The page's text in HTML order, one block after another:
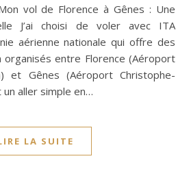
vol de Florence à Gênes : Une
J’ai choisi de voler avec ITA
aérienne nationale qui offre des
entre Florence (Aéroport
et Gênes (Aéroport Christophe-
aller simple en…
LA SUITE